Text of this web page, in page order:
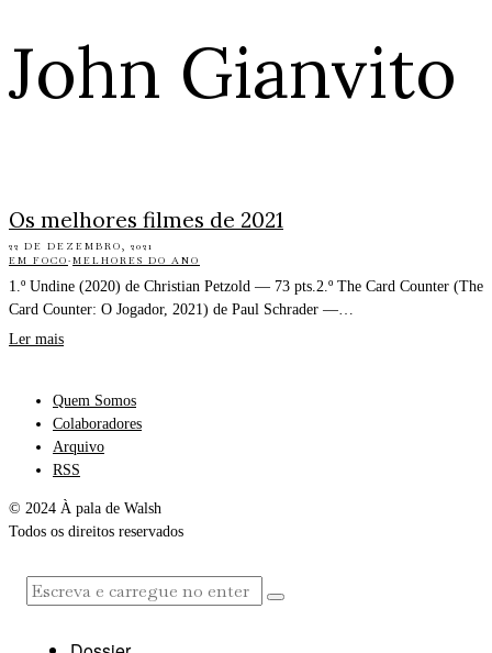
John Gianvito
Os melhores filmes de 2021
22 DE DEZEMBRO, 2021
EM FOCO·MELHORES DO ANO
1.º Undine (2020) de Christian Petzold — 73 pts.2.º The Card Counter (The
Card Counter: O Jogador, 2021) de Paul Schrader —…
Ler mais
Quem Somos
Colaboradores
Arquivo
RSS
© 2024 À pala de Walsh
Todos os direitos reservados